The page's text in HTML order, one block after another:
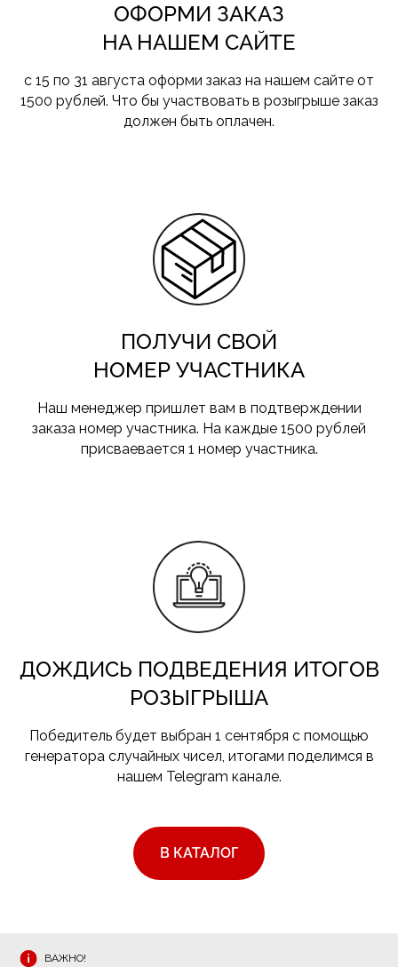
ОФОРМИ ЗАКАЗ
НА НАШЕМ САЙТЕ
с 15 по 31 августа оформи заказ на нашем сайте от
1500 рублей. Что бы участвовать в розыгрыше заказ
должен быть оплачен.
ПОЛУЧИ СВОЙ
НОМЕР УЧАСТНИКА
Наш менеджер пришлет вам в подтверждении
заказа номер участника. На каждые 1500 рублей
присваевается 1 номер участника.
ДОЖДИСЬ ПОДВЕДЕНИЯ ИТОГОВ
РОЗЫГРЫША
Победитель будет выбран 1 сентября с помощью
генератора случайных чисел, итогами поделимся в
нашем Telegram канале.
В КАТАЛОГ
ВАЖНО!